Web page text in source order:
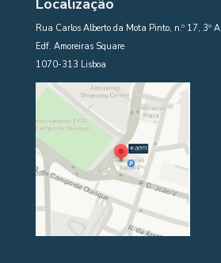
Localização
Rua Carlos Alberto da Mota Pinto, n.º 17, 3º A
Edf. Amoreiras Square
1070-313 Lisboa